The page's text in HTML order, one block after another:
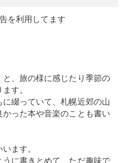
を利用してます
、旅の様に感じたり季節の
す。
綴っていて、札幌近郊の山
った本や音楽のことも書い
ます。
うに書きとめて、ただ趣味で